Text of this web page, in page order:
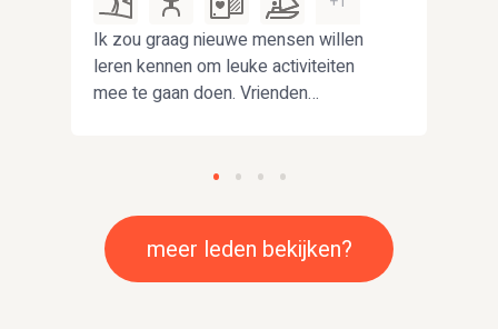
Ik zou graag nieuwe mensen willen
leren kennen om leuke activiteiten
mee te gaan doen. Vrienden
meer leden bekijken?